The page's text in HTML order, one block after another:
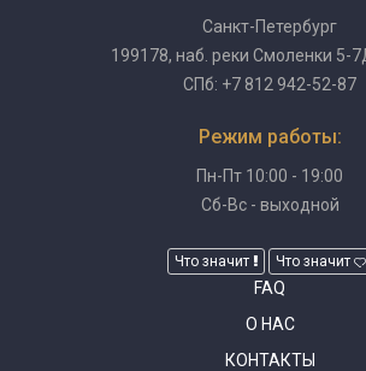
Санкт-Петербург
199178, наб. реки Смоленки 5-
СПб: +7 812 942-52-87
Режим работы:
Пн-Пт 10:00 - 19:00
Сб-Вс - выходной
Что значит Что значит
FAQ
О НАС
КОНТАКТЫ